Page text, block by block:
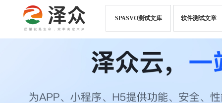
SPASVO测试文库 软件测试文章